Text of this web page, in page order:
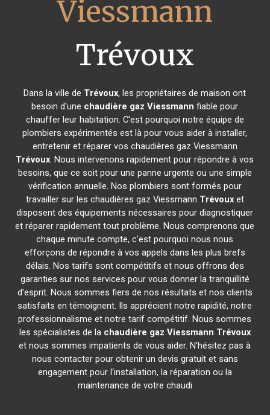
Viessmann
Trévoux
Dans la ville de Trévoux, les propriétaires de maison ont
besoin d'une chaudière gaz Viessmann fiable pour
chauffer leur habitation. C'est pourquoi notre équipe de
plombiers expérimentés est là pour vous aider à installer,
entretenir et réparer vos chaudières gaz Viessmann
Trévoux. Nous intervenons rapidement pour répondre à vos
besoins, que ce soit pour une panne urgente ou une simple
vérification annuelle. Nos plombiers sont formés pour
travailler sur les chaudières gaz Viessmann Trévouxet
disposent des équipements nécessaires pour diagnostiquer
et réparer rapidement tout problème. Nous comprenons que
chaque minute compte, c'est pourquoi nous nous
efforçons de répondre à vos appels dans les plus brefs
délais. Nos tarifs sont compétitifs et nous offrons des
garanties sur nos services pour vous donner la tranquillité
d'esprit. Nous sommes fiers de nos résultats et nos clients
satisfaits en témoignent. Ils apprécient notre rapidité, notre
professionnalisme et notre tarif compétitif. Nous sommes
les spécialistes de la chaudière gaz Viessmann Trévoux
et nous sommes impatients de vous aider. N'hésitez pas à
nous contacter pour obtenir un devis gratuit et sans
engagement pour l'installation, la réparation ou la
maintenance de votre chaudi